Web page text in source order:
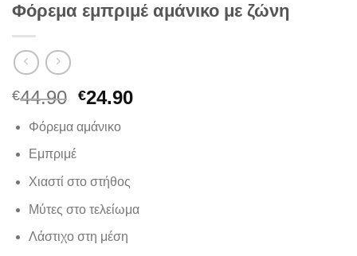
Φόρεμα εμπριμέ αμάνικο με ζώνη
€44.90 Original
price
was:
€24.90Η
Φόρεμα αμάνικο
Εμπριμέ
Χιαστί στο στήθος
Μύτες στο τελείωμα
Λάστιχο στη μέση